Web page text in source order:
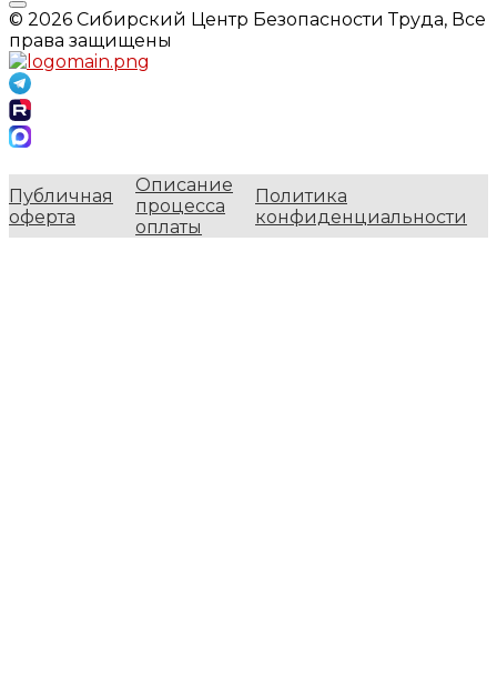
© 2026 Сибирский Центр Безопасности Труда, Все
права защищены
Публичная
оферта
Описание
процесса
оплаты
Политика
конфиденциальности